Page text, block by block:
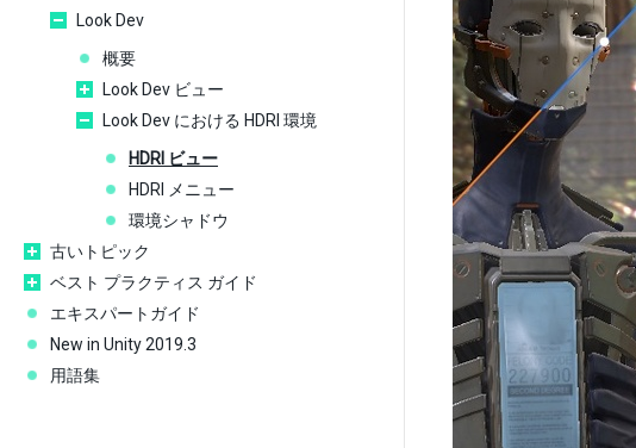
Look Dev
概要
Look Dev ビュー
Look Dev における HDRI 環境
HDRI ビュー
HDRI メニュー
環境シャドウ
古いトピック
ベスト プラクティス ガイド
エキスパートガイド
New in Unity 2019.3
用語集